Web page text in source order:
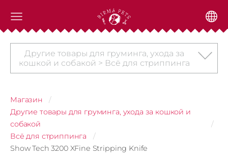
Другие товары для груминга, ухода за
кошкой и собакой > Всё для стриппинга
Магазин
Другие товары для груминга, ухода за кошкой и
собакой
Всё для стриппинга
Show Tech 3200 XFine Stripping Knife